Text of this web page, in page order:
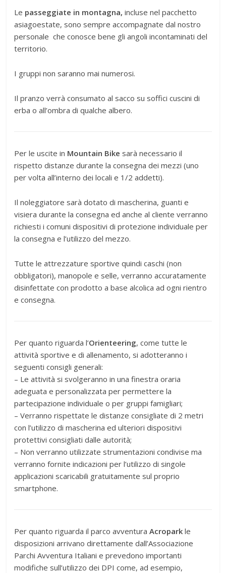
Le passeggiate in montagna, incluse nel pacchetto
asiagoestate, sono sempre accompagnate dal nostro
personale che conosce bene gli angoli incontaminati del
territorio.
I gruppi non saranno mai numerosi.
Il pranzo verrà consumato al sacco su soffici cuscini di
erba o all’ombra di qualche albero.
Per le uscite in Mountain Bike sarà necessario il
rispetto distanze durante la consegna dei mezzi (uno
per volta all’interno dei locali e 1/2 addetti).
Il noleggiatore sarà dotato di mascherina, guanti e
visiera durante la consegna ed anche al cliente verranno
richiesti i comuni dispositivi di protezione individuale per
la consegna e l’utilizzo del mezzo.
Tutte le attrezzature sportive quindi caschi (non
obbligatori), manopole e selle, verranno accuratamente
disinfettate con prodotto a base alcolica ad ogni rientro
e consegna.
Per quanto riguarda l’Orienteering, come tutte le
attività sportive e di allenamento, si adotteranno i
seguenti consigli generali:
– Le attività si svolgeranno in una finestra oraria
adeguata e personalizzata per permettere la
partecipazione individuale o per gruppi famigliari;
– Verranno rispettate le distanze consigliate di 2 metri
con l’utilizzo di mascherina ed ulteriori dispositivi
protettivi consigliati dalle autorità;
– Non verranno utilizzate strumentazioni condivise ma
verranno fornite indicazioni per l’utilizzo di singole
applicazioni scaricabili gratuitamente sul proprio
smartphone.
Per quanto riguarda il parco avventuraAcropark le
disposizioni arrivano direttamente dall’Associazione
Parchi Avventura Italiani e prevedono importanti
modifiche sull’utilizzo dei DPI come, ad esempio,